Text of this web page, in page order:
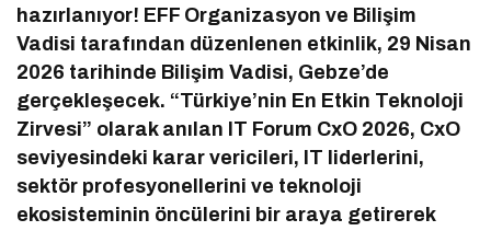
hazırlanıyor! EFF Organizasyon ve Bilişim
Vadisi tarafından düzenlenen etkinlik, 29 Nisan
2026 tarihinde Bilişim Vadisi, Gebze’de
gerçekleşecek. “Türkiye’nin En Etkin Teknoloji
Zirvesi” olarak anılan IT Forum CxO 2026, CxO
seviyesindeki karar vericileri, IT liderlerini,
sektör profesyonellerini ve teknoloji
ekosisteminin öncülerini bir araya getirerek